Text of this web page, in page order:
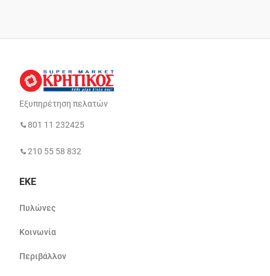
Εξυπηρέτηση πελατών
801 11 232425
210 55 58 832
ΕΚΕ
Πυλώνες
Κοινωνία
Περιβάλλον